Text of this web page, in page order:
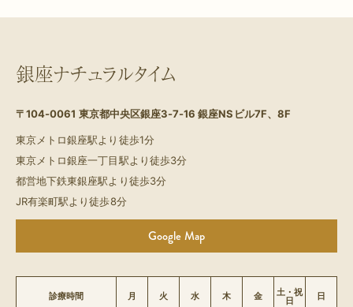
銀座ナチュラルタイム
〒104-0061 東京都中央区銀座3-7-16 銀座NSビル7F、8F
東京メトロ銀座駅より徒歩1分
東京メトロ銀座一丁目駅より徒歩3分
都営地下鉄東銀座駅より徒歩3分
JR有楽町駅より徒歩8分
Google Map
診療時間 月 火 水 木 金 土・祝
日 日